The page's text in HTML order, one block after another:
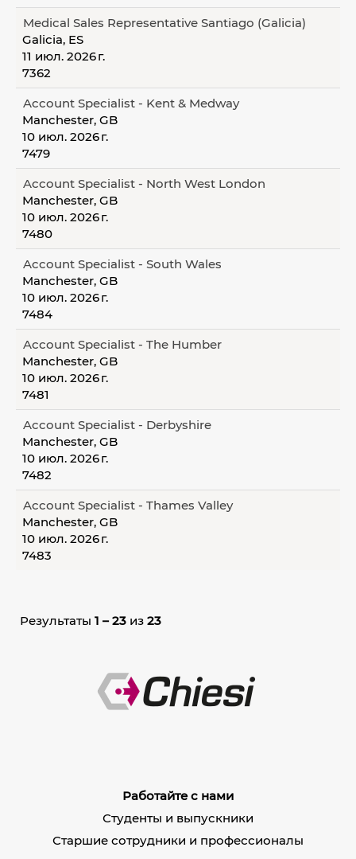
Medical Sales Representative Santiago (Galicia)
Galicia, ES
11 июл. 2026 г.
7362
Account Specialist - Kent & Medway
Manchester, GB
10 июл. 2026 г.
7479
Account Specialist - North West London
Manchester, GB
10 июл. 2026 г.
7480
Account Specialist - South Wales
Manchester, GB
10 июл. 2026 г.
7484
Account Specialist - The Humber
Manchester, GB
10 июл. 2026 г.
7481
Account Specialist - Derbyshire
Manchester, GB
10 июл. 2026 г.
7482
Account Specialist - Thames Valley
Manchester, GB
10 июл. 2026 г.
7483
Результаты 1 – 23 из 23
Работайте с нами
Студенты и выпускники
Старшие сотрудники и профессионалы